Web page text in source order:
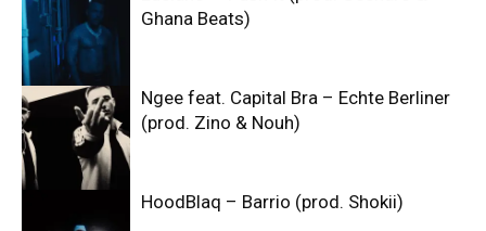
Ghana Beats)
Ngee feat. Capital Bra – Echte Berliner
(prod. Zino & Nouh)
HoodBlaq – Barrio (prod. Shokii)